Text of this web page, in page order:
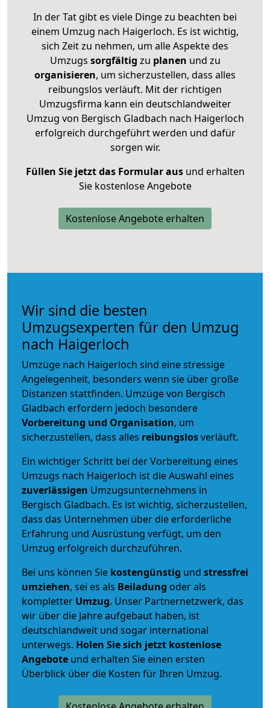
In der Tat gibt es viele Dinge zu beachten bei
einem Umzug nach Haigerloch. Es ist wichtig,
sich Zeit zu nehmen, um alle Aspekte des
Umzugs sorgfältig zu planen und zu
organisieren, um sicherzustellen, dass alles
reibungslos verläuft. Mit der richtigen
Umzugsfirma kann ein deutschlandweiter
Umzug von Bergisch Gladbach nach Haigerloch
erfolgreich durchgeführt werden und dafür
sorgen wir.
Füllen Sie jetzt das Formular ausund erhalten
Sie kostenlose Angebote
Kostenlose Angebote erhalten
Wir sind die besten
Umzugsexperten für den Umzug
nach Haigerloch
Umzüge nach Haigerloch sind eine stressige
Angelegenheit, besonders wenn sie über große
Distanzen stattfinden. Umzüge von Bergisch
Gladbach erfordern jedoch besondere
Vorbereitung und Organisation, um
sicherzustellen, dass alles reibungslosverläuft.
Ein wichtiger Schritt bei der Vorbereitung eines
Umzugs nach Haigerloch ist die Auswahl eines
zuverlässigen Umzugsunternehmens in
Bergisch Gladbach. Es ist wichtig, sicherzustellen,
dass das Unternehmen über die erforderliche
Erfahrung und Ausrüstung verfügt, um den
Umzug erfolgreich durchzuführen.
Bei uns können Sie kostengünstig und stressfrei
umziehen, sei es als Beiladung oder als
kompletter Umzug. Unser Partnernetzwerk, das
wir über die Jahre aufgebaut haben, ist
deutschlandweit und sogar international
unterwegs. Holen Sie sich jetzt kostenlose
Angebote und erhalten Sie einen ersten
Überblick über die Kosten für Ihren Umzug.